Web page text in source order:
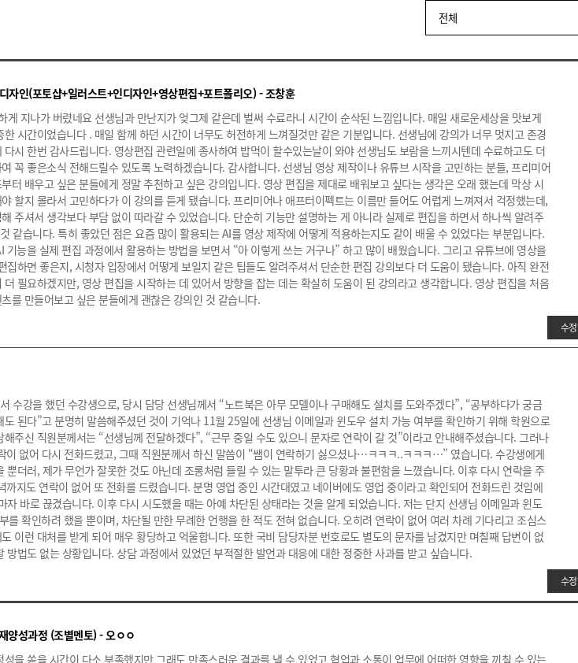
자인(포토샵+일러스트+인디자인+영상편집+포트폴리오) - 조창훈
게 지나가 버렸네요 선생님과 만난지가 엊그제 같은데 벌써 수료라니 시간이 순삭된 느낌입니다. 매일 새로운세상을 맛보게
시간이었습니다 . 매일 함께 하던 시간이 너무도 허전하게 느껴질것만 같은 기분입니다. 선생님에 강의가 너무 멋지고 존경
시 한번 감사드립니다. 영상편집 관련일에 종사하여 밥먹이 할수있는날이 와야 선생님도 보람을 느끼시텐데 수료하고도 더
꼭 좋은소식 전해드릴수 있도록 노력하겠습니다. 감사합니다. 선생님 영상 제작이나 유튜브 시작을 고민하는 분들, 프리미어
터 배우고 싶은 분들에게 정말 추천하고 싶은 강의입니다. 영상 편집을 제대로 배워보고 싶다는 생각은 오래 했는데 막상 시
할지 몰라서 고민하다가 이 강의를 듣게 됐습니다. 프리미어나 애프터이펙트는 이름만 들어도 어렵게 느껴져서 걱정했는데,
주셔서 생각보다 부담 없이 따라갈 수 있었습니다. 단순히 기능만 설명하는 게 아니라 실제로 편집을 하면서 하나씩 알려주
같습니다. 특히 좋았던 점은 요즘 많이 활용되는 AI를 영상 제작에 어떻게 적용하는지도 같이 배울 수 있었다는 부분입니다.
기능을 실제 편집 과정에서 활용하는 방법을 보면서 “아 이렇게 쓰는 거구나” 하고 많이 배웠습니다. 그리고 유튜브에 영상을
집하면 좋은지, 시청자 입장에서 어떻게 보일지 같은 팁들도 알려주셔서 단순한 편집 강의보다 더 도움이 됐습니다. 아직 완전
필요하겠지만, 영상 편집을 시작하는 데 있어서 방향을 잡는 데는 확실히 도움이 된 강의라고 생각합니다. 영상 편집을 처음
를 만들어보고 싶은 분들에게 괜찮은 강의인 것 같습니다.
수
수강을 했던 수강생으로, 당시 담당 선생님께서 “노트북은 아무 모델이나 구매해도 설치를 도와주겠다”, “공부하다가 궁금
된다”고 분명히 말씀해주셨던 것이 기억나 11월 25일에 선생님 이메일과 윈도우 설치 가능 여부를 확인하기 위해 학원으로
주신 직원분께서는 “선생님께 전달하겠다”, “근무 중일 수도 있으니 문자로 연락이 갈 것”이라고 안내해주셨습니다. 그러나
이 없어 다시 전화드렸고, 그때 직원분께서 하신 말씀이 “쌤이 연락하기 싫으셨나…ㅋㅋㅋ..ㅋㅋㅋ…” 였습니다. 수강생에게
뿐더러, 제가 무언가 잘못한 것도 아닌데 조롱처럼 들릴 수 있는 말투라 큰 당황과 불편함을 느꼈습니다. 이후 다시 연락을 주
까지도 연락이 없어 또 전화를 드렸습니다. 분명 영업 중인 시간대였고 네이버에도 영업 중이라고 확인되어 전화드린 것임에
자 바로 끊겼습니다. 이후 다시 시도했을 때는 아예 차단된 상태라는 것을 알게 되었습니다. 저는 단지 선생님 이메일과 윈도
를 확인하려 했을 뿐이며, 차단될 만한 무례한 언행을 한 적도 전혀 없습니다. 오히려 연락이 없어 여러 차례 기다리고 조심스
이런 대처를 받게 되어 매우 황당하고 억울합니다. 또한 국비 담당자분 번호로도 별도의 문자를 남겼지만 며칠째 답변이 없
방법도 없는 상황입니다. 상담 과정에서 있었던 부적절한 발언과 대응에 대한 정중한 사과를 받고 싶습니다.
수
양성과정 (조별멘토) - 오ㅇㅇ
을 쏟을 시간이 다소 부족했지만 그래도 만족스러운 결과를 낼 수 있었고 협업과 소통이 업무에 어떠한 영향을 끼칠 수 있는